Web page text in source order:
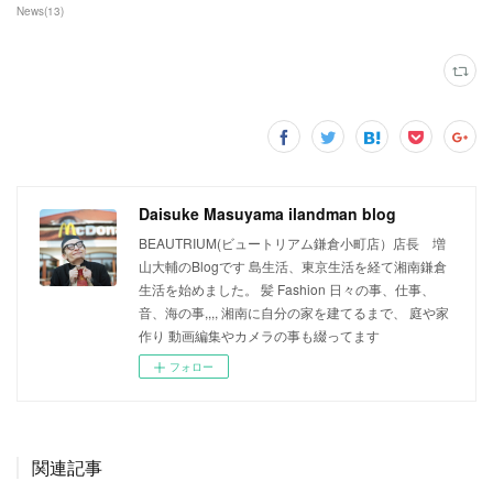
News(13)
Daisuke Masuyama ilandman blog
BEAUTRIUM(ビュートリアム鎌倉小町店）店長 増
山大輔のBlogです 島生活、東京生活を経て湘南鎌倉
生活を始めました。 髪 Fashion 日々の事、仕事、
音、海の事,,,, 湘南に自分の家を建てるまで、 庭や家
作り 動画編集やカメラの事も綴ってます
フォロー
関連記事